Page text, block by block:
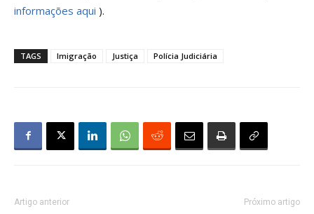
informações aqui ).
TAGS Imigração Justiça Polícia Judiciária
Artigo anterior Próximo artigo